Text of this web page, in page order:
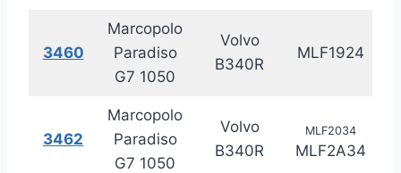
3460
Marcopolo
Paradiso
G7 1050
Volvo
B340R
MLF1924
3462
Marcopolo
Paradiso
G7 1050
Volvo
B340R
MLF2034
MLF2A34